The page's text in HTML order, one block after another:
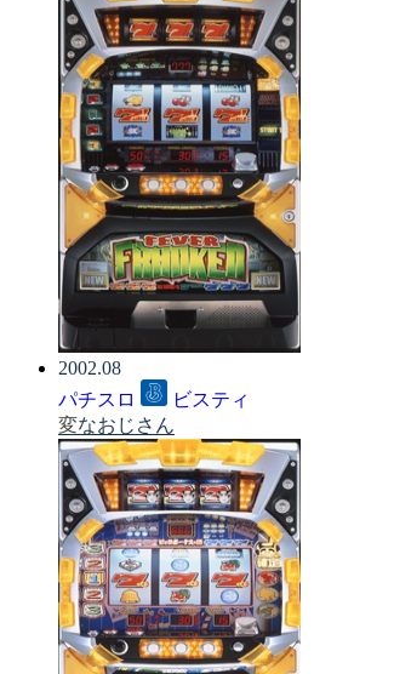
2002.08
パチスロ
ビスティ
変なおじさん